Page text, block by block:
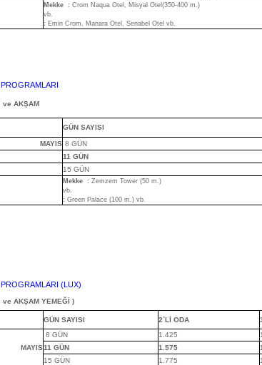
Mekke : Crom Naqua Otel, Misyal Otel(350-400 m.)
vb.
: Emin Crom, Manara Otel, Senabel Otel vb.
PROGRAMLARI
ve AKŞAM
GÜN SAYISI
MAYIS 8 GÜN
11 GÜN
15 GÜN
Mekke : Zemzem Tower (50 m.)
vb.
: Green Palace (100 m.) vb.
PROGRAMLARI (LUX)
ve AKŞAM YEMEĞİ )
GÜN SAYISI 2´Lİ ODA
MAYIS
8 GÜN 1.425
11 GÜN
1.575
15 GÜN
1.775